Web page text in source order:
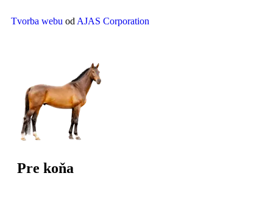
Tvorba webu od AJAS Corporation
Pre koňa